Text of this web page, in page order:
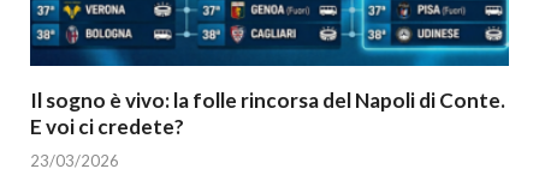
Il sogno è vivo: la folle rincorsa del Napoli di Conte.
E voi ci credete?
23/03/2026